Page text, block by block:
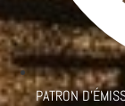
PATRON